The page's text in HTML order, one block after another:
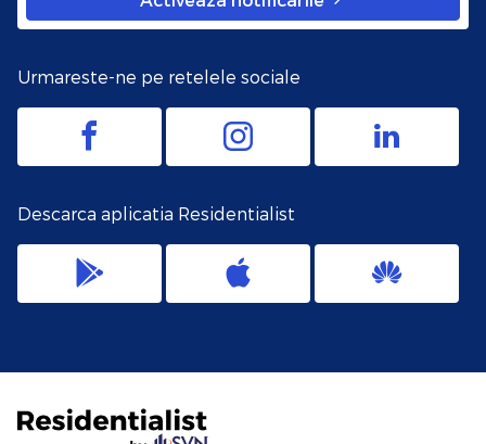
Urmareste-ne pe retelele sociale
Descarca aplicatia Residentialist